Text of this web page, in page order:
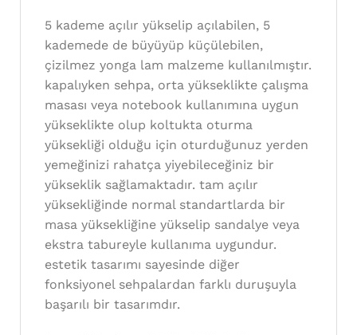
5 kademe açılır yükselip açılabilen, 5
kademede de büyüyüp küçülebilen,
çizilmez yonga lam malzeme kullanılmıştır.
kapalıyken sehpa, orta yükseklikte çalışma
masası veya notebook kullanımına uygun
yükseklikte olup koltukta oturma
yüksekliği olduğu için oturduğunuz yerden
yemeğinizi rahatça yiyebileceğiniz bir
yükseklik sağlamaktadır. tam açılır
yüksekliğinde normal standartlarda bir
masa yüksekliğine yükselip sandalye veya
ekstra tabureyle kullanıma uygundur.
estetik tasarımı sayesinde diğer
fonksiyonel sehpalardan farklı duruşuyla
başarılı bir tasarımdır.